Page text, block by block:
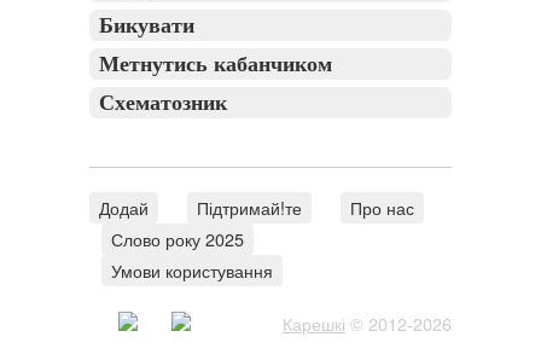
Бикувати
Метнутись кабанчиком
Схематозник
Додай Підтримай!те
Про нас
Слово року 2025
Умови користування
Карешкі © 2012-2026